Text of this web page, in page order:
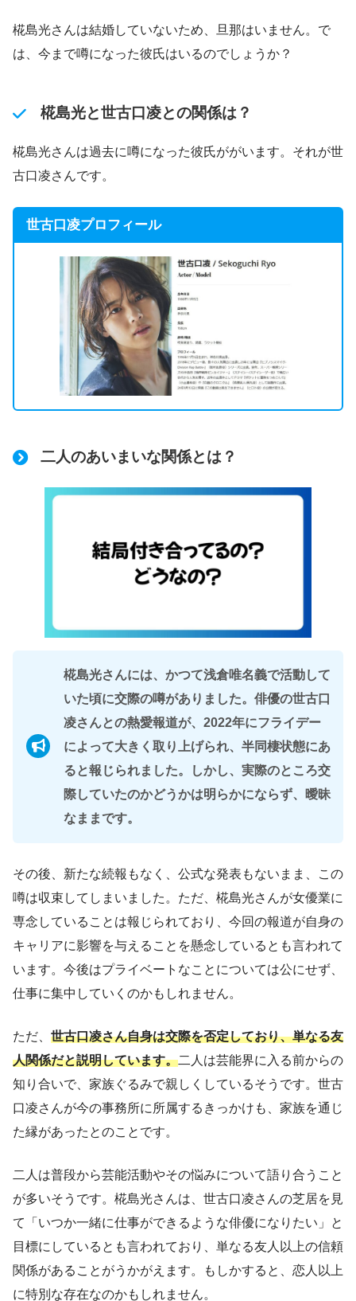
椛島光さんは結婚していないため、旦那はいません。で
は、今まで噂になった彼氏はいるのでしょうか？
椛島光と世古口凌との関係は？
椛島光さんは過去に噂になった彼氏ががいます。それが世
古口凌さんです。
世古口凌プロフィール
二人のあいまいな関係とは？
椛島光さんには、かつて浅倉唯名義で活動して
いた頃に交際の噂がありました。俳優の世古口
凌さんとの熱愛報道が、2022年にフライデー
によって大きく取り上げられ、半同棲状態にあ
ると報じられました。しかし、実際のところ交
際していたのかどうかは明らかにならず、曖昧
なままです。
その後、新たな続報もなく、公式な発表もないまま、この
噂は収束してしまいました。ただ、椛島光さんが女優業に
専念していることは報じられており、今回の報道が自身の
キャリアに影響を与えることを懸念しているとも言われて
います。今後はプライベートなことについては公にせず、
仕事に集中していくのかもしれません。
ただ、 世古口凌さん自身は交際を否定しており、単なる友
人関係だと説明しています。二人は芸能界に入る前からの
知り合いで、家族ぐるみで親しくしているそうです。世古
口凌さんが今の事務所に所属するきっかけも、家族を通じ
た縁があったとのことです。
二人は普段から芸能活動やその悩みについて語り合うこと
が多いそうです。椛島光さんは、世古口凌さんの芝居を見
て「いつか一緒に仕事ができるような俳優になりたい」と
目標にしているとも言われており、単なる友人以上の信頼
関係があることがうかがえます。もしかすると、恋人以上
に特別な存在なのかもしれません。